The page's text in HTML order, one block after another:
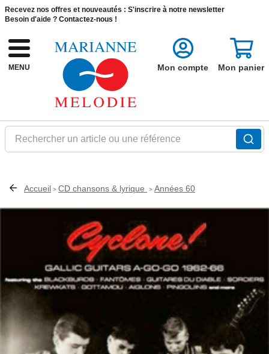
Recevez nos offres et nouveautés : S'inscrire à notre newsletter
Besoin d'aide ? Contactez-nous !
MENU
Rechercher un article ou une référence
Mon compte Mon panier
Accueil > CD chansons & lyrique > Années 60